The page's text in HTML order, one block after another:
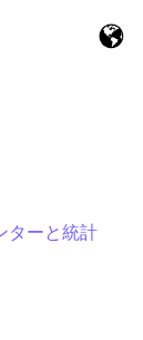
ターと統計